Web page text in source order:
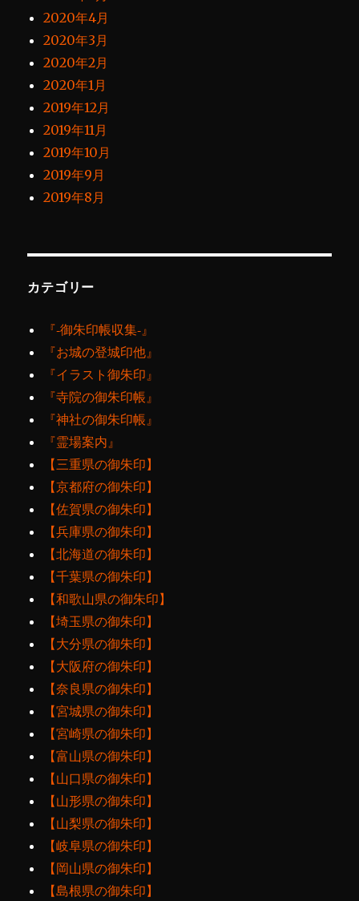
2020年4月
2020年3月
2020年2月
2020年1月
2019年12月
2019年11月
2019年10月
2019年9月
2019年8月
カテゴリー
『‐御朱印帳収集‐』
『お城の登城印他』
『イラスト御朱印』
『寺院の御朱印帳』
『神社の御朱印帳』
『霊場案内』
【三重県の御朱印】
【京都府の御朱印】
【佐賀県の御朱印】
【兵庫県の御朱印】
【北海道の御朱印】
【千葉県の御朱印】
【和歌山県の御朱印】
【埼玉県の御朱印】
【大分県の御朱印】
【大阪府の御朱印】
【奈良県の御朱印】
【宮城県の御朱印】
【宮崎県の御朱印】
【富山県の御朱印】
【山口県の御朱印】
【山形県の御朱印】
【山梨県の御朱印】
【岐阜県の御朱印】
【岡山県の御朱印】
【島根県の御朱印】